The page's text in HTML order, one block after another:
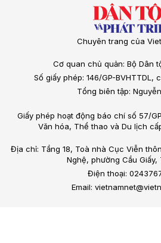
Chuyên trang của
Cơ quan chủ quản: Bộ Dân
Số giấy phép: 146/GP-BVHTTDL,
Tổng biên tập:
Giấy phép hoạt động báo chí số 57/
Văn hóa, Thể thao và Du lịch
Địa chỉ: Tầng 18, Toà nhà Cục Viễn
Nghệ, phường Cầu Giấy,
Điện thoại:
Email: